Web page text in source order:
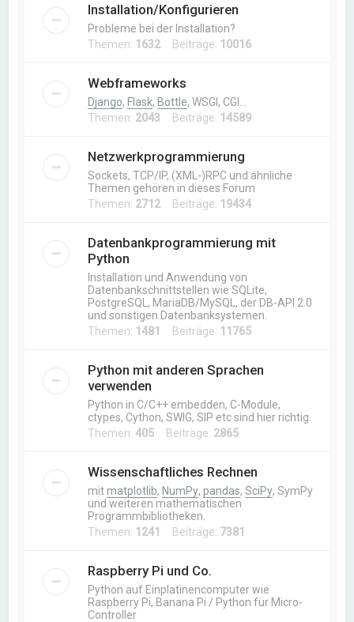
Installation/Konfigurieren
Probleme bei der Installation?
Themen: 1632Beiträge: 10016
Webframeworks
Django, Flask, Bottle, WSGI, CGI…
Themen: 2043 Beiträge: 14589
Netzwerkprogrammierung
Sockets, TCP/IP, (XML-)RPC und ähnliche
Themen gehören in dieses Forum
Themen: 2712Beiträge: 19434
Datenbankprogrammierung mit
Python
Installation und Anwendung von
Datenbankschnittstellen wie SQLite,
PostgreSQL, MariaDB/MySQL, der DB-API 2.0
und sonstigen Datenbanksystemen.
Themen: 1481 Beiträge: 11765
Python mit anderen Sprachen
verwenden
Python in C/C++ embedden, C-Module,
ctypes, Cython, SWIG, SIP etc sind hier richtig.
Themen:405 Beiträge: 2865
Wissenschaftliches Rechnen
mitmatplotlib, NumPy,pandas,SciPy, SymPy
und weiteren mathematischen
Programmbibliotheken.
Themen: 1241 Beiträge: 7381
Raspberry Pi und Co.
Python auf Einplatinencomputer wie
Raspberry Pi, Banana Pi / Python für Micro-
Controller